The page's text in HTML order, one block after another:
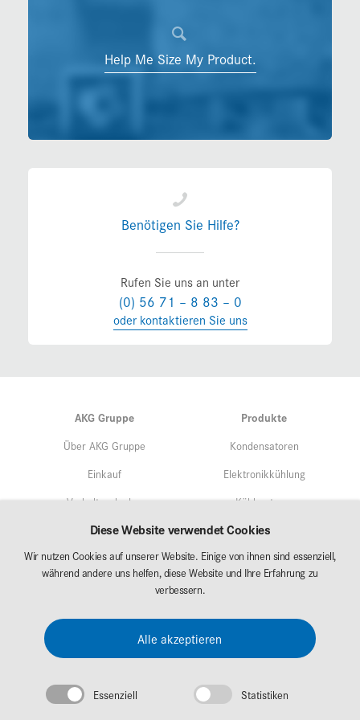
Help Me Size My Product.
Benötigen Sie Hilfe?
Rufen Sie uns an unter
(0) 56 71 – 8 83 – 0
oder kontaktieren Sie uns
AKG Gruppe
Über AKG Gruppe
Einkauf
Verhaltenskodex
Qualitätsmangement
Umweltschutz/Nachhaltigkeit
Forschung & Entwicklung
Produkte
Kondensatoren
Elektronikkühlung
Kühlsysteme
Service
Märkte
Messen
Impressum
Diese Website verwendet Cookies
Wir nutzen Cookies auf unserer Website. Einige von ihnen sind essenziell,
während andere uns helfen, diese Website und Ihre Erfahrung zu
verbessern.
Alle akzeptieren
Essenziell Statistiken